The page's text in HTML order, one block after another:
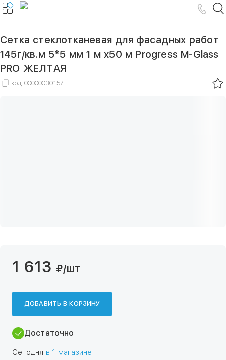
Сетка стеклотканевая для фасадных работ
145г/кв.м 5*5 мм 1 м х50 м Progress M-Glass
PRO ЖЕЛТАЯ
код 00000030157
1 613 ₽/шт
ДОБАВИТЬ В КОРЗИНУ
Достаточно
Сегодня в 1 магазине